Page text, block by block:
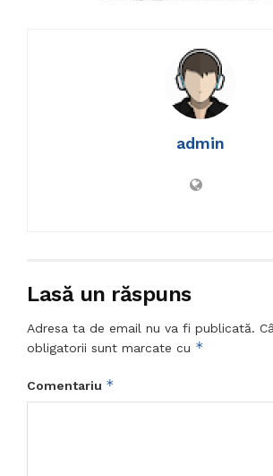
admin
Lasă un răspuns
Adresa ta de email nu va fi publicată.
obligatorii sunt marcate cu *
Comentariu *